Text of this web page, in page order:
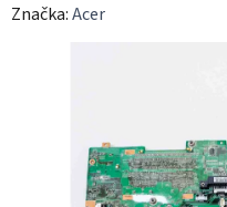
hodnocení
hvězdiček.
Značka:Acer